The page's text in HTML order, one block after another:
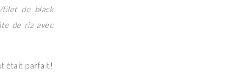
filet de black
de riz avec
était parfait!